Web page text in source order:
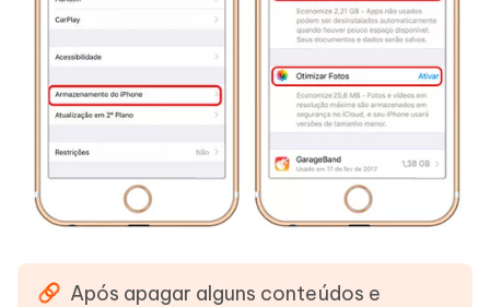
Após apagar alguns conteúdos e